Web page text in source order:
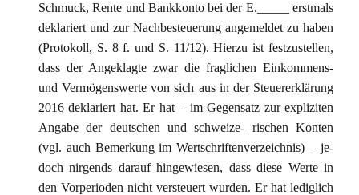
Schmuck, Rente und Bankkonto bei der E._____ erstmals
deklariert und zur Nachbesteuerung angemeldet zu haben
(Protokoll, S. 8 f. und S. 11/12). Hierzu ist festzustellen,
dass der Angeklagte zwar die fraglichen Einkommens-
und Vermögenswerte von sich aus in der Steuererklärung
2016 deklariert hat. Er hat – im Gegensatz zur expliziten
Angabe der deutschen und schweize- rischen Konten
(vgl. auch Bemerkung im Wertschriftenverzeichnis) – je-
doch nirgends darauf hingewiesen, dass diese Werte in
den Vorperioden nicht versteuert wurden. Er hat lediglich